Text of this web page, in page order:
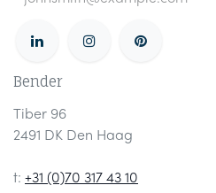
Bender
Tiber 96
2491 DK Den Haag
t: +31 (0)70 317 43 10